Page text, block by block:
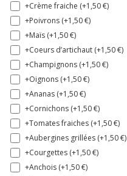
+Crème fraiche (+1,50€)
+Poivrons (+1,50€)
+Maïs (+1,50€)
+Coeurs d’artichaut (+1,50€)
+Champignons (+1,50€)
+Oignons (+1,50€)
+Ananas (+1,50€)
+Cornichons (+1,50€)
+Tomates fraiches (+1,50€)
+Aubergines grillées (+1,50€)
+Courgettes (+1,50€)
+Anchois (+1,50€)